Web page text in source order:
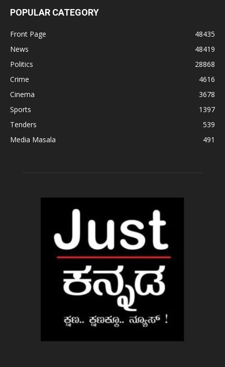
POPULAR CATEGORY
Front Page
48435
News
48419
Politics
28868
Crime
4616
Cinema
3678
Sports
1397
Tenders
539
Media Masala
491